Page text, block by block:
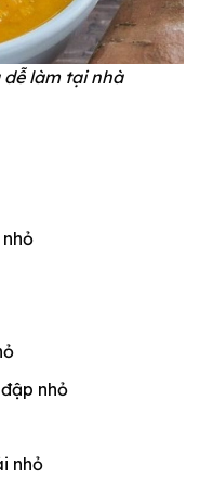
làm tại nhà
nhỏ
nhỏ